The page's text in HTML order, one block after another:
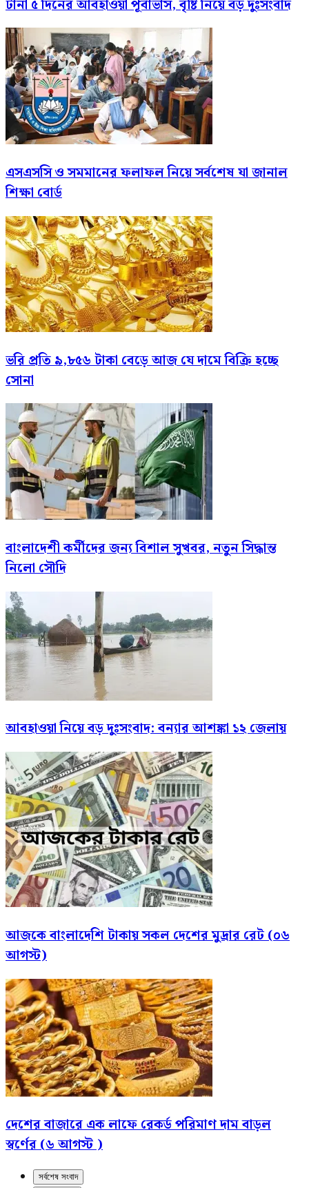
টানা ৫ দিনের আবহাওয়া পূর্বাভাস, বৃষ্টি নিয়ে বড় দুঃসংবাদ
এসএসসি ও সমমানের ফলাফল নিয়ে সর্বশেষ যা জানাল
শিক্ষা বোর্ড
ভরি প্রতি ৯,৮৫৬ টাকা বেড়ে আজ যে দামে বিক্রি হচ্ছে
সোনা
বাংলাদেশী কর্মীদের জন্য বিশাল সুখবর, নতুন সিদ্ধান্ত
নিলো সৌদি
আবহাওয়া নিয়ে বড় দুঃসংবাদ: বন্যার আশঙ্কা ১২ জেলায়
আজকে বাংলাদেশি টাকায় সকল দেশের মুদ্রার রেট (০৬
আগস্ট)
দেশের বাজারে এক লাফে রেকর্ড পরিমাণ দাম বাড়ল
স্বর্ণের (৬ আগস্ট )
সর্বশেষ সংবাদ